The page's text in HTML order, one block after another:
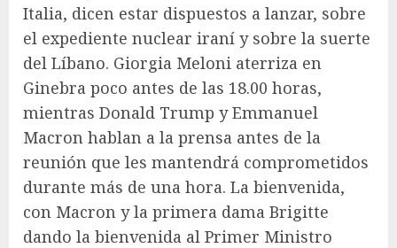
Italia, dicen estar dispuestos a lanzar, sobre
el expediente nuclear iraní y sobre la suerte
del Líbano. Giorgia Meloni aterriza en
Ginebra poco antes de las 18.00 horas,
mientras Donald Trump y Emmanuel
Macron hablan a la prensa antes de la
reunión que les mantendrá comprometidos
durante más de una hora. La bienvenida,
con Macron y la primera dama Brigitte
dando la bienvenida al Primer Ministro